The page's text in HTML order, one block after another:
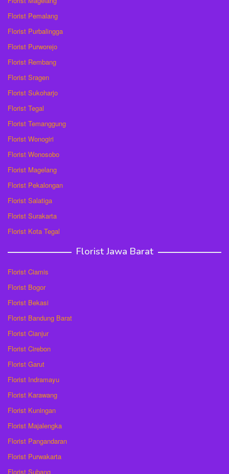
Florist Pemalang
Florist Purbalingga
Florist Purworejo
Florist Rembang
Florist Sragen
Florist Sukoharjo
Florist Tegal
Florist Temanggung
Florist Wonogiri
Florist Wonosobo
Florist Magelang
Florist Pekalongan
Florist Salatiga
Florist Surakarta
Florist Kota Tegal
Florist Jawa Barat
Florist Ciamis
Florist Bogor
Florist Bekasi
Florist Bandung Barat
Florist Cianjur
Florist Cirebon
Florist Garut
Florist Indramayu
Florist Karawang
Florist Kuningan
Florist Majalengka
Florist Pangandaran
Florist Purwakarta
Florist Subang